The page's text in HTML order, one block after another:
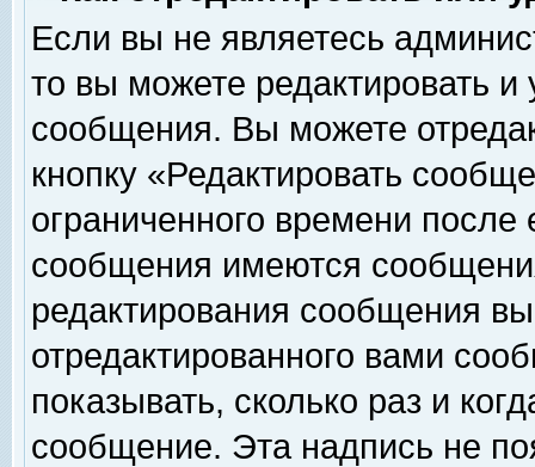
Если вы не являетесь
то вы можете редактировать и
сообщения. Вы можете
кнопку «Редактировать
ограниченного времени
сообщения имеются
редактирования сообщения
отредактированного вами
показывать, сколько раз и
сообщение. Эта надпись не